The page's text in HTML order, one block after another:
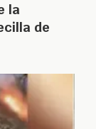
la
de